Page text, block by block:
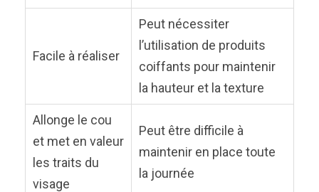
Facile à réaliser
Peut nécessiter
l’utilisation de produits
coiffants pour maintenir
la hauteur et la texture
Allonge le cou
et met en valeur
les traits du
visage
Peut être difficile à
maintenir en place toute
la journée